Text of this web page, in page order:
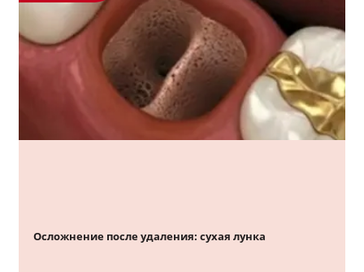
Осложнение после удаления: сухая лунка